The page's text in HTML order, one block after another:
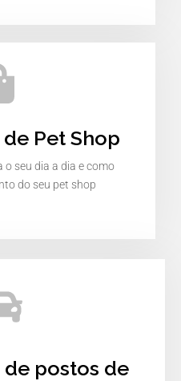
Pet Shop
seu dia a dia e como
do seu pet shop
postos de